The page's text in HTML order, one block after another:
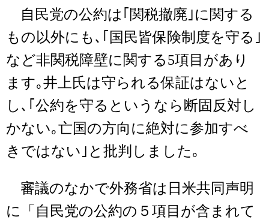
自民党の公約は｢関税撤廃｣に関する
もの以外にも､｢国民皆保険制度を守る｣
など非関税障壁に関する5項目があり
ます｡井上氏は守られる保証はないと
し､｢公約を守るというなら断固反対し
かない｡亡国の方向に絶対に参加すべ
きではない｣と批判しました｡
審議のなかで外務省は日米共同声明
に「自民党の公約の５項目が含まれて